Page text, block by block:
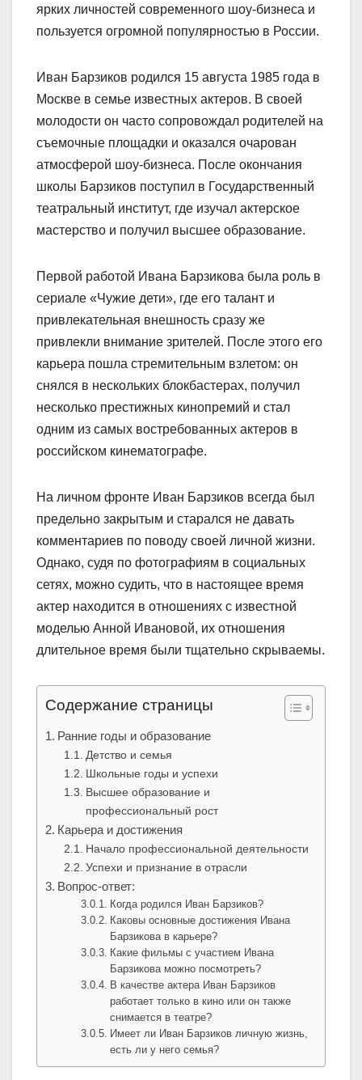
ярких личностей современного шоу-бизнеса и
пользуется огромной популярностью в России.
Иван Барзиков родился 15 августа 1985 года в
Москве в семье известных актеров. В своей
молодости он часто сопровождал родителей на
съемочные площадки и оказался очарован
атмосферой шоу-бизнеса. После окончания
школы Барзиков поступил в Государственный
театральный институт, где изучал актерское
мастерство и получил высшее образование.
Первой работой Ивана Барзикова была роль в
сериале «Чужие дети», где его талант и
привлекательная внешность сразу же
привлекли внимание зрителей. После этого его
карьера пошла стремительным взлетом: он
снялся в нескольких блокбастерах, получил
несколько престижных кинопремий и стал
одним из самых востребованных актеров в
российском кинематографе.
На личном фронте Иван Барзиков всегда был
предельно закрытым и старался не давать
комментариев по поводу своей личной жизни.
Однако, судя по фотографиям в социальных
сетях, можно судить, что в настоящее время
актер находится в отношениях с известной
моделью Анной Ивановой, их отношения
длительное время были тщательно скрываемы.
Содержание страницы
Ранние годы и образование
Детство и семья
Школьные годы и успехи
Высшее образование и
профессиональный рост
Карьера и достижения
Начало профессиональной деятельности
Успехи и признание в отрасли
Вопрос-ответ:
Когда родился Иван Барзиков?
Каковы основные достижения Ивана
Барзикова в карьере?
Какие фильмы с участием Ивана
Барзикова можно посмотреть?
В качестве актера Иван Барзиков
работает только в кино или он также
снимается в театре?
Имеет ли Иван Барзиков личную жизнь,
есть ли у него семья?